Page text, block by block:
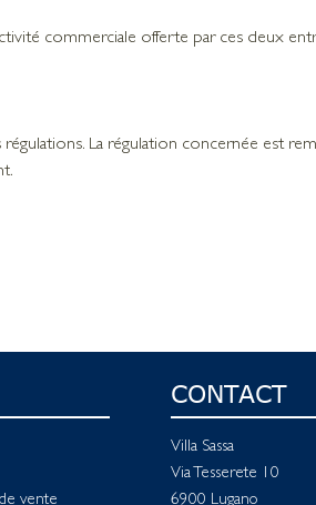
commerciale offerte par ces deux
La régulation concernée est
vente
CONTACT
Villa Sassa
Via Tesserete 10
6900 Lugano